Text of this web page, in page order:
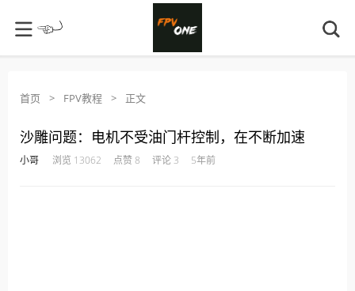
首页 > FPV教程 > 正文
沙雕问题：电机不受油门杆控制，在不断加速
小哥 浏览 13062 点赞 8 评论 3 5年前